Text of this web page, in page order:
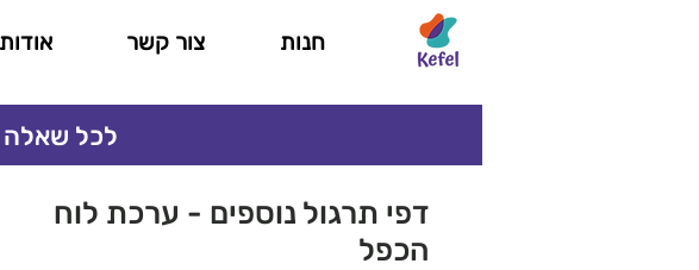
חנות צור קשר אודות
לכל שאלה -
דפי תרגול נוספים - ערכת לוח
הכפל